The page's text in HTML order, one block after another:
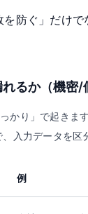
を防ぐ」だけ
るか（機密/
かり」で起きま
入力データを区
例